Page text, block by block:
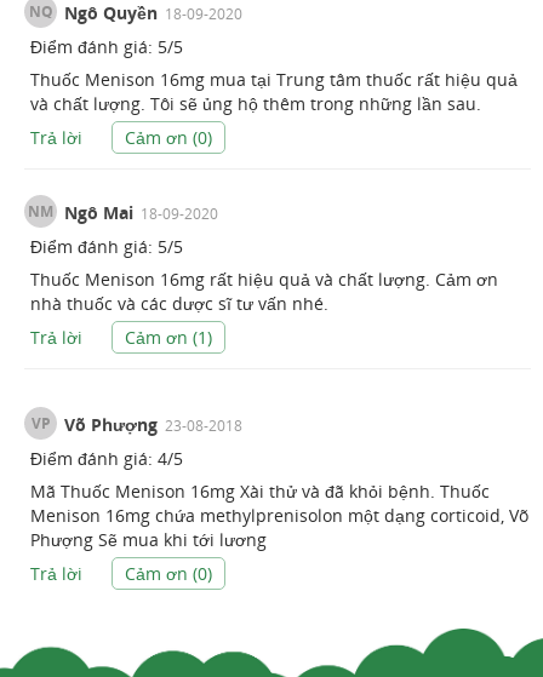
NQ Ngô Quyền 18-09-2020
Điểm đánh giá: 5/5
Thuốc Menison 16mg mua tại Trung tâm thuốc rất hiệu quả
và chất lượng. Tôi sẽ ủng hộ thêm trong những lần sau.
Trả lời
Cảm ơn (0)
NM Ngô Mai 18-09-2020
Điểm đánh giá: 5/5
Thuốc Menison 16mg rất hiệu quả và chất lượng. Cảm ơn
nhà thuốc và các dược sĩ tư vấn nhé.
Trả lời
Cảm ơn (1)
VP Võ Phượng 23-08-2018
Điểm đánh giá: 4/5
Mã Thuốc Menison 16mg Xài thử và đã khỏi bệnh. Thuốc
Menison 16mg chứa methylprenisolon một dạng corticoid, Võ
Phượng Sẽ mua khi tới lương
Trả lời
Cảm ơn (0)